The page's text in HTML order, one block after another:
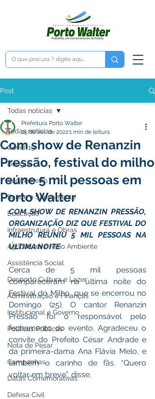
Post
Todas notícias
Covid-19
Dengue
Vacinômetro
Saúde e Saneamento
Educação
Infraestrutura e Obras
Agricultura e Meio Ambiente
Assistência Social
Desporto Cultura e Lazer
Administração e Finanças
Institucional e Governo
Políticas Públicas
Nota de Pesar
Campanhas
Datas Comemorativas
Defesa Civil
Todas notícias
Com show de Renanzin
Pressão, festival do milho
reúne 5 mil pessoas em
Porto Walter
Prefeitura Porto Walter
25 de set. de 20221 min de leitura
COM SHOW DE RENANZIN PRESSÃO,
ORGANIZAÇÃO DIZ QUE FESTIVAL DO
MILHO REUNIU 5 MIL PESSOAS NA
ÚLTIMA NOITE
Cerca de 5 mil pessoas
compareceram na última noite do
Festival do Milho, que se encerrou no
Domingo (25). O cantor Renanzin
Pressão foi o responsável pelo
fechamento do evento. Agradeceu o
convite do Prefeito César Andrade e
da primeira-dama Ana Flávia Melo, e
também o carinho de fãs. “Quero
voltar em breve”, disse.